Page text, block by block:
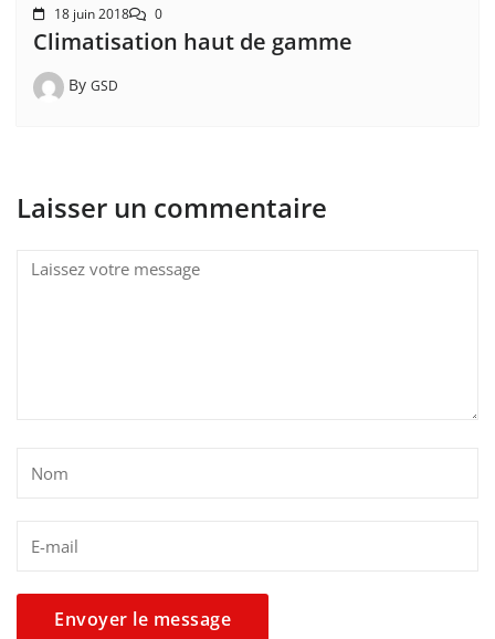
18 juin 2018 0
Climatisation haut de gamme
By GSD
Laisser un commentaire